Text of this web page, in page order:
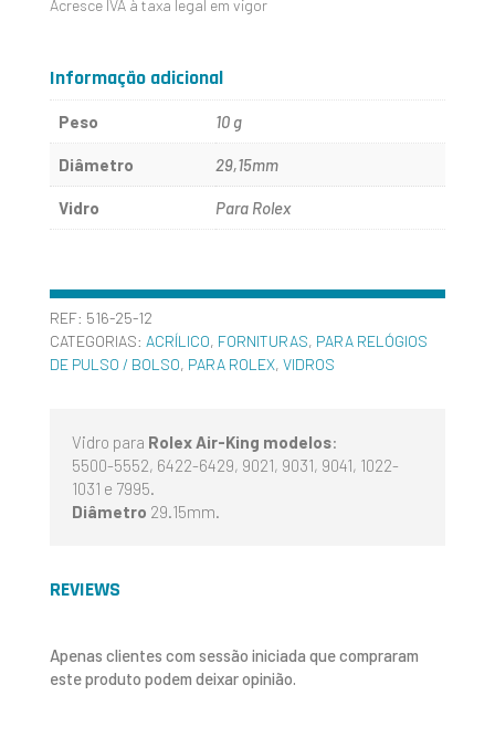
DE
29.15MM
Acresce IVA à taxa legal em vigor
Informação adicional
Peso 10 g
Diâmetro 29,15mm
Vidro Para Rolex
REF: 516-25-12
CATEGORIAS: ACRÍLICO, FORNITURAS, PARA RELÓGIOS
DE PULSO / BOLSO, PARA ROLEX, VIDROS
Vidro para Rolex Air-King modelos:
5500-5552, 6422-6429, 9021, 9031, 9041, 1022-
1031 e 7995.
Diâmetro 29.15mm.
REVIEWS
Apenas clientes com sessão iniciada que compraram
este produto podem deixar opinião.